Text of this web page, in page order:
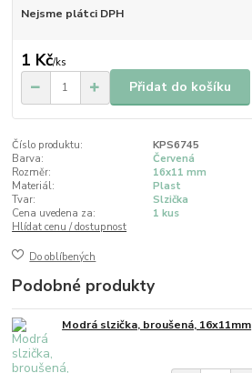
Nejsme plátci DPH
1 Kč/ks
Přidat do košíku
Číslo produktu:
KPS6745
Barva:
Červená
Rozměr:
16x11 mm
Materiál:
Plast
Tvar:
Slzička
Cena uvedena za:
1 kus
Hlídat cenu / dostupnost
Do oblíbených
Podobné produkty
Modrá slzička, broušená, 16x11mm